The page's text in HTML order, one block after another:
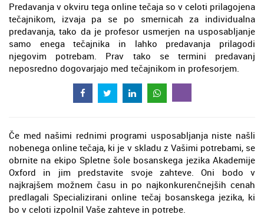
Predavanja v okviru tega online tečaja so v celoti prilagojena
tečajnikom, izvaja pa se po smernicah za individualna
predavanja, tako da je profesor usmerjen na usposabljanje
samo enega tečajnika in lahko predavanja prilagodi
njegovim potrebam. Prav tako se termini predavanj
neposredno dogovarjajo med tečajnikom in profesorjem.
Če med našimi rednimi programi usposabljanja niste našli
nobenega online tečaja, ki je v skladu z Vašimi potrebami, se
obrnite na ekipo Spletne šole bosanskega jezika Akademije
Oxford in jim predstavite svoje zahteve. Oni bodo v
najkrajšem možnem času in po najkonkurenčnejših cenah
predlagali Specializirani online tečaj bosanskega jezika, ki
bo v celoti izpolnil Vaše zahteve in potrebe.